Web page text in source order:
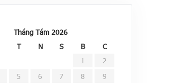
Tháng Tám 2026
T N S B
C
1
2
5 6 7 8
9